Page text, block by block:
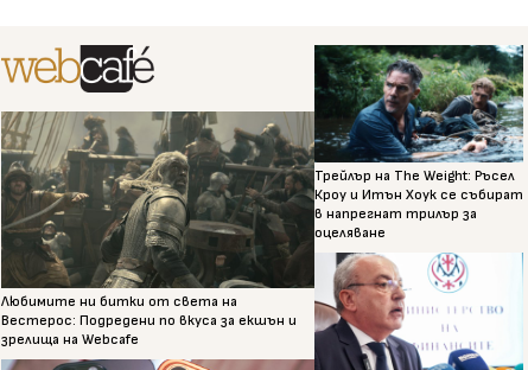
Любимите ни битки от света на
Вестерос: Подредени по вкуса за екшън и
зрелища на Webcafe
Трейлър на The Weight: Ръсел
Кроу и Итън Хоук се събират
в напрегнат трилър за
оцеляване